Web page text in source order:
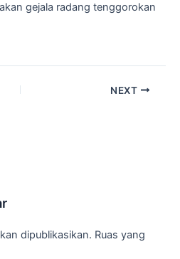
gejala radang tenggorokan
NEXT
dipublikasikan. Ruas yang